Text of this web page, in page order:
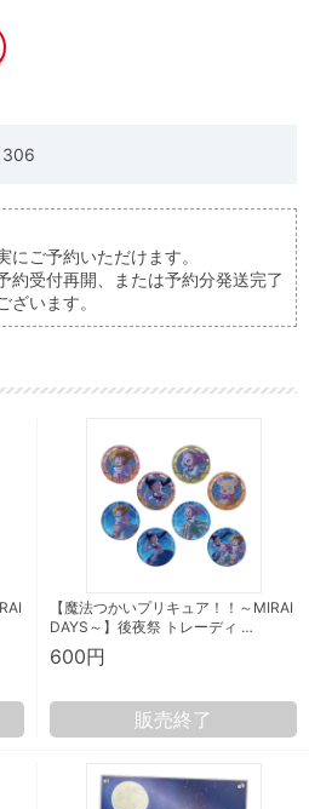
ご予約いただけます。
約受付再開、または予約分発送完了
います。
【魔法つかいプリキュア！！～MIRAI
DAYS～】後夜祭 トレーディ …
600円
販売終了